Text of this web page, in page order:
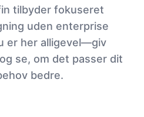
tilbyder fokuseret
uden enterprise
er her alligevel—giv
se, om det passer dit
bedre.